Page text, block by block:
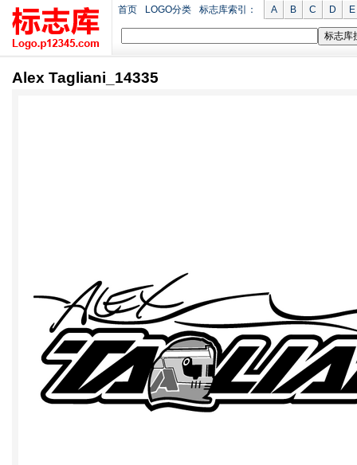
首页 LOGO分类 标志库索引： A B C D E
Alex Tagliani_14335